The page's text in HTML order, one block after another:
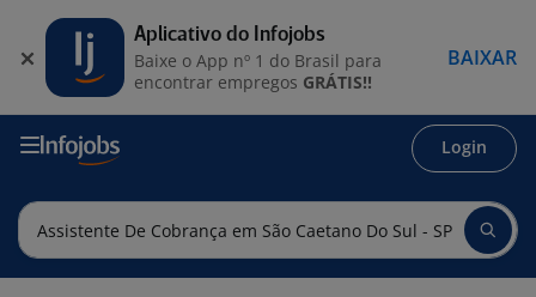
Login
Aplicativo do Infojobs
Baixe o App nº 1 do Brasil para
encontrar empregos GRÁTIS!!
BAIXAR